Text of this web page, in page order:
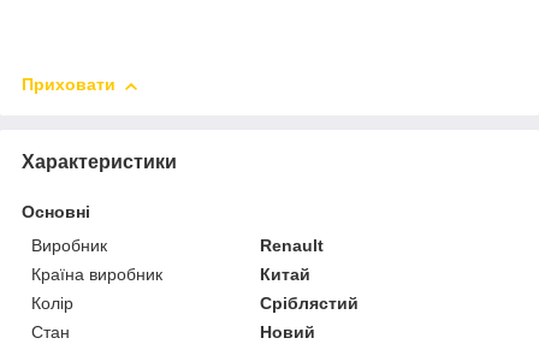
Приховати
Характеристики
Основні
Виробник
Renault
Країна виробник
Китай
Колір
Сріблястий
Стан
Новий